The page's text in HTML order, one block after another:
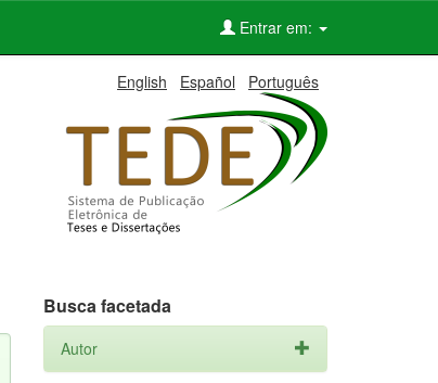
Entrar em:
English Español Português
Busca facetada
Autor